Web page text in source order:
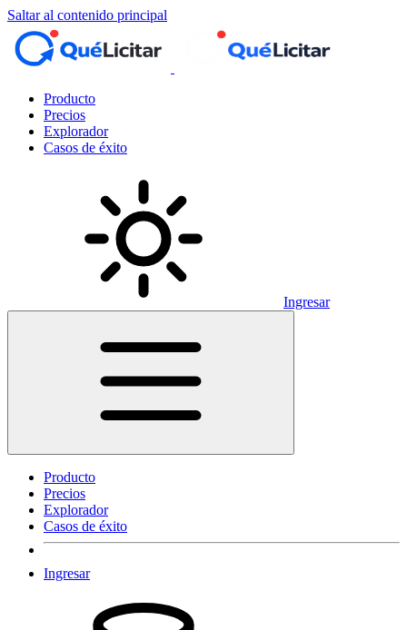
Saltar al contenido principal
Producto
Precios
Explorador
Casos de éxito
Ingresar
Producto
Precios
Explorador
Casos de éxito
Ingresar